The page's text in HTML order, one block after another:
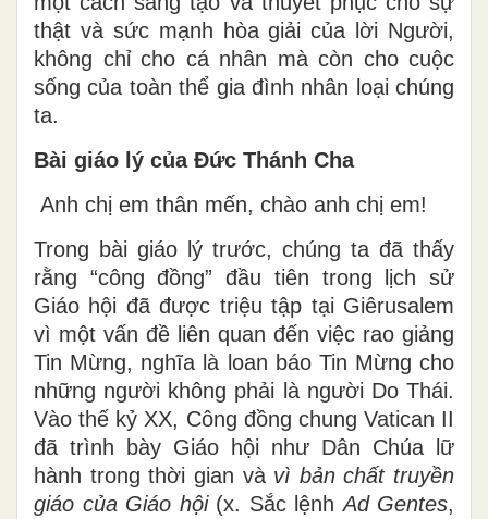
thật và sức mạnh hòa giải của lời Người,
không chỉ cho cá nhân mà còn cho cuộc
sống của toàn thể gia đình nhân loại chúng
ta.
Bài giáo lý của Đức Thánh Cha
Anh chị em thân mến, chào anh chị em!
Trong bài giáo lý trước, chúng ta đã thấy
rằng “công đồng” đầu tiên trong lịch sử
Giáo hội đã được triệu tập tại Giêrusalem
vì một vấn đề liên quan đến việc rao giảng
Tin Mừng, nghĩa là loan báo Tin Mừng cho
những người không phải là người Do Thái.
Vào thế kỷ XX, Công đồng chung Vatican II
đã trình bày Giáo hội như Dân Chúa lữ
hành trong thời gian và vì bản chất truyền
giáo của Giáo hội(x. Sắc lệnhAd Gentes,